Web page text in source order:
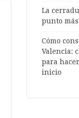
La
punto
Cómo
Valencia:
para
inicio